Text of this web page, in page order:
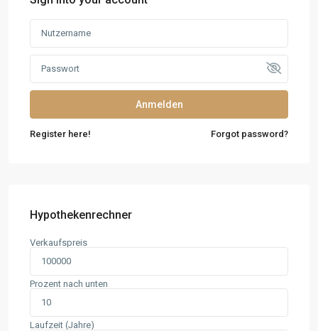
Anmelden
Register here! Forgot password?
Hypothekenrechner
Verkaufspreis
Prozent nach unten
Laufzeit (Jahre)